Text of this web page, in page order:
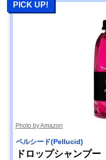
PICK UP!
Photo by Amazon
ペルシード(Pellucid)
ドロップシャンプ